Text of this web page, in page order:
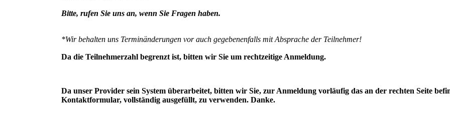
Bitte, rufen Sie uns an, wenn Sie Fragen haben.
*Wir behalten uns Terminänderungen vor auch gegebenenfalls mit Absprache der Teilnehmer!
Da die Teilnehmerzahl begrenzt ist, bitten wir Sie um rechtzeitige Anmeldung.
Da unser Provider sein System überarbeitet, bitten wir Sie, zur Anmeldung vorläufig das an der rechten Seite
Kontaktformular, vollständig ausgefüllt, zu verwenden. Danke.